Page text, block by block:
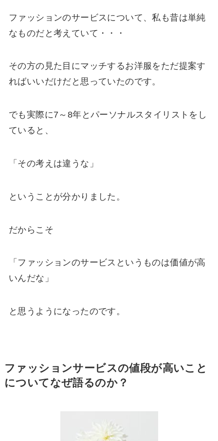
ファッションのサービスについて、私も昔は単純
なものだと考えていて・・・
その方の見た目にマッチするお洋服をただ提案す
ればいいだけだと思っていたのです。
でも実際に7～8年とパーソナルスタイリストをし
ていると、
「その考えは違うな」
ということが分かりました。
だからこそ
「ファッションのサービスというものは価値が高
いんだな」
と思うようになったのです。
ファッションサービスの値段が高いこと
についてなぜ語るのか？